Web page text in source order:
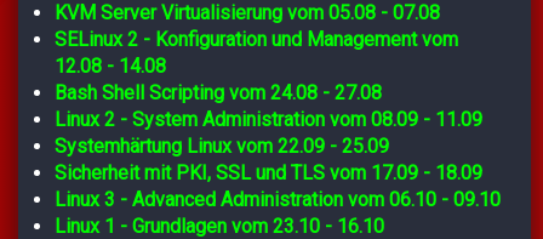
KVM Server Virtualisierung vom 05.08 - 07.08
SELinux 2 - Konfiguration und Management vom
12.08 - 14.08
Bash Shell Scripting vom 24.08 - 27.08
Linux 2 - System Administration vom 08.09 - 11.09
Systemhärtung Linux vom 22.09 - 25.09
Sicherheit mit PKI, SSL und TLS vom 17.09 - 18.09
Linux 3 - Advanced Administration vom 06.10 - 09.10
Linux 1 - Grundlagen vom 23.10 - 16.10